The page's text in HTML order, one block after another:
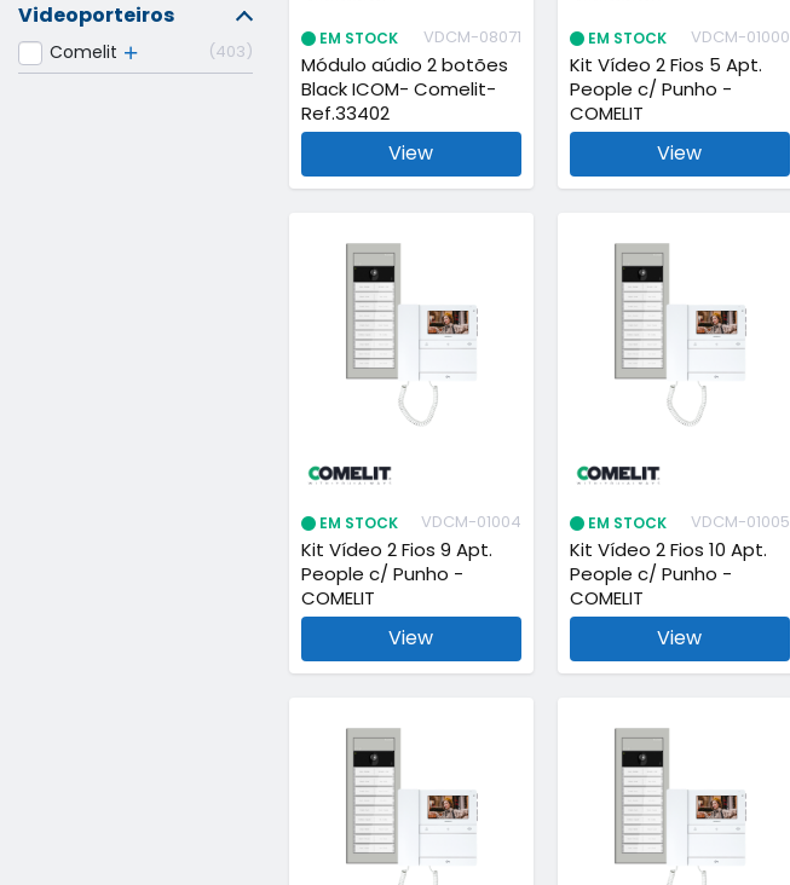
EM STOCK VDCM-08071
Módulo aúdio 2 botões
Black ICOM- Comelit-
Ref.33402
View
EM STOCK VDCM-01000
Kit Vídeo 2 Fios 5 Apt.
People c/ Punho -
COMELIT
View
EM STOCK VDCM-01004
Kit Vídeo 2 Fios 9 Apt.
People c/ Punho -
COMELIT
View
EM STOCK VDCM-01005
Kit Vídeo 2 Fios 10 Apt.
People c/ Punho -
COMELIT
View
Videoporteiros
Comelit 403